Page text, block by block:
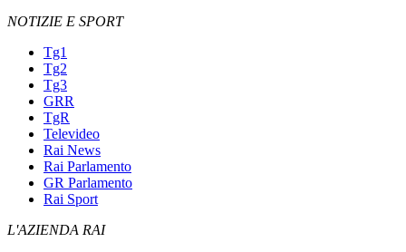
NOTIZIE E SPORT
Tg1
Tg2
Tg3
GRR
TgR
Televideo
Rai News
Rai Parlamento
GR Parlamento
Rai Sport
L'AZIENDA RAI